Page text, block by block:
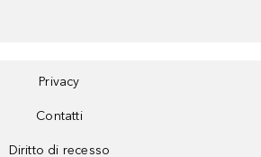
Privacy
Contatti
Diritto di recesso